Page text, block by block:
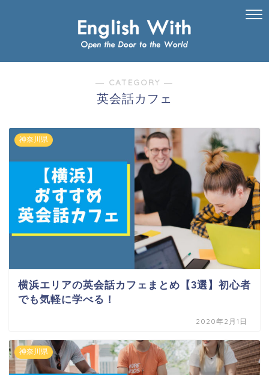
― CATEGORY ―
英会話カフェ
神奈川県
横浜エリアの英会話カフェまとめ【3選】初心者
でも気軽に学べる！
2020年2月1日
神奈川県